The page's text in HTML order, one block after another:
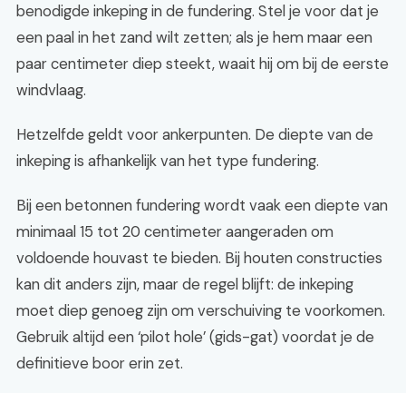
benodigde inkeping in de fundering. Stel je voor dat je
een paal in het zand wilt zetten; als je hem maar een
paar centimeter diep steekt, waait hij om bij de eerste
windvlaag.
Hetzelfde geldt voor ankerpunten. De diepte van de
inkeping is afhankelijk van het type fundering.
Bij een betonnen fundering wordt vaak een diepte van
minimaal 15 tot 20 centimeter aangeraden om
voldoende houvast te bieden. Bij houten constructies
kan dit anders zijn, maar de regel blijft: de inkeping
moet diep genoeg zijn om verschuiving te voorkomen.
Gebruik altijd een ‘pilot hole’ (gids-gat) voordat je de
definitieve boor erin zet.